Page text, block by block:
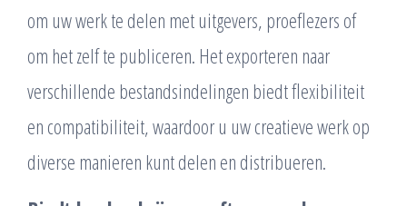
om uw werk te delen met uitgevers, proeflezers of
om het zelf te publiceren. Het exporteren naar
verschillende bestandsindelingen biedt flexibiliteit
en compatibiliteit, waardoor u uw creatieve werk op
diverse manieren kunt delen en distribueren.